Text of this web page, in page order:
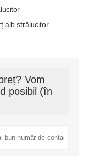
alb strălucitor
Vom
posibil (în